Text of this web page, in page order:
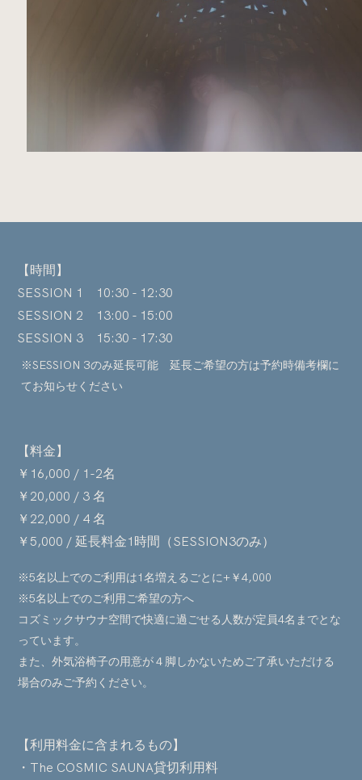
【時間】
SESSION 1 10:30 - 12:30
SESSION 2 13:00 - 15:00
SESSION 3 15:30 - 17:30
【料金】
￥16,000 / 1-2名
￥20,000 / 3 名
￥22,000 / 4 名
￥5,000 / 延長料金1時間（SESSION3のみ）
【利用料金に含まれるもの】
・The COSMIC SAUNA貸切利用料
※SESSION 3のみ延長可能 延長ご希望の方は予約時備考欄に
てお知らせください
※5名以上でのご利用は1名増えるごとに+ ￥4,000
※5名以上でのご利用ご希望の方へ
コズミックサウナ空間で快適に過ごせる人数が定員4名までとな
っています。
また、外気浴椅子の用意が４脚しかないためご了承いただける
場合のみご予約ください。